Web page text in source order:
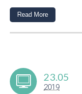
Read More
23.05
2019